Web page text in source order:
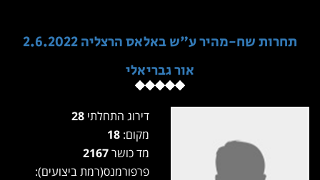
תחרות שח-מהיר ע"ש באלאס הרצליה 2.6.2022
אור גבריאלי
דירוג התחלתי
מקום:
מד כושר
פרפורמנס(רמת ביצועים):